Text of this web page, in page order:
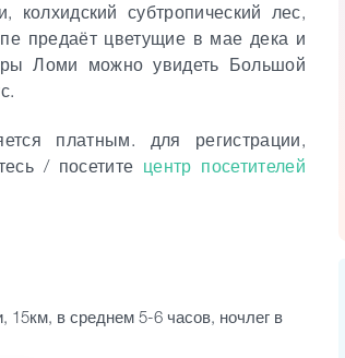
субтропический лес,
предаёт цветущие в мае дека и
Ломи можно увидеть Большой
платным. для регистрации,
/ посетите центр посетителей
15км, в среднем 5-6 часов, ночлег в